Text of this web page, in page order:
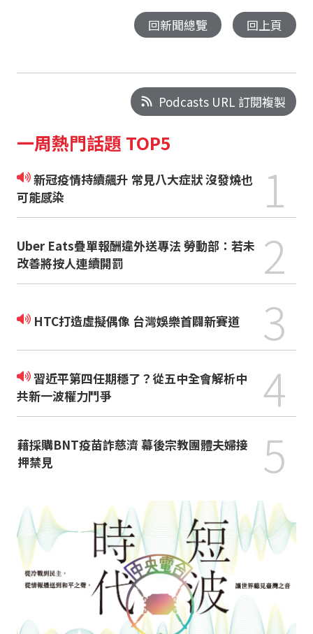
回新聞總覽 回上頁
Podcasts URL 訂閱複製
一周熱門話題 TOP5
新冠疫情持續飆升 常見八大症狀 沒發燒也
可能感染
1
Uber Eats疊單報酬違外送專法 勞動部：若未
改善將按人連續開罰
2
HTC打造虛擬偶像 台灣娛樂首闢新賽道 3
習近平第四任期穩了？從五中全會解析中
共新一波權力鬥爭
4
藉採購BNT疫苗詐慈濟 幕後宗教團體夫婦接
押禁見
5